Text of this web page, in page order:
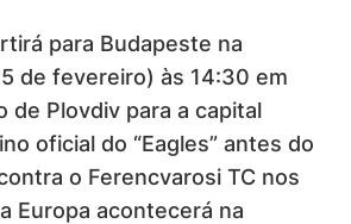
para Budapeste na
de fevereiro) às 14:30 em
de Plovdiv para a capital
oficial do “Eagles” antes do
o Ferencvarosi TC nos
Europa acontecerá na